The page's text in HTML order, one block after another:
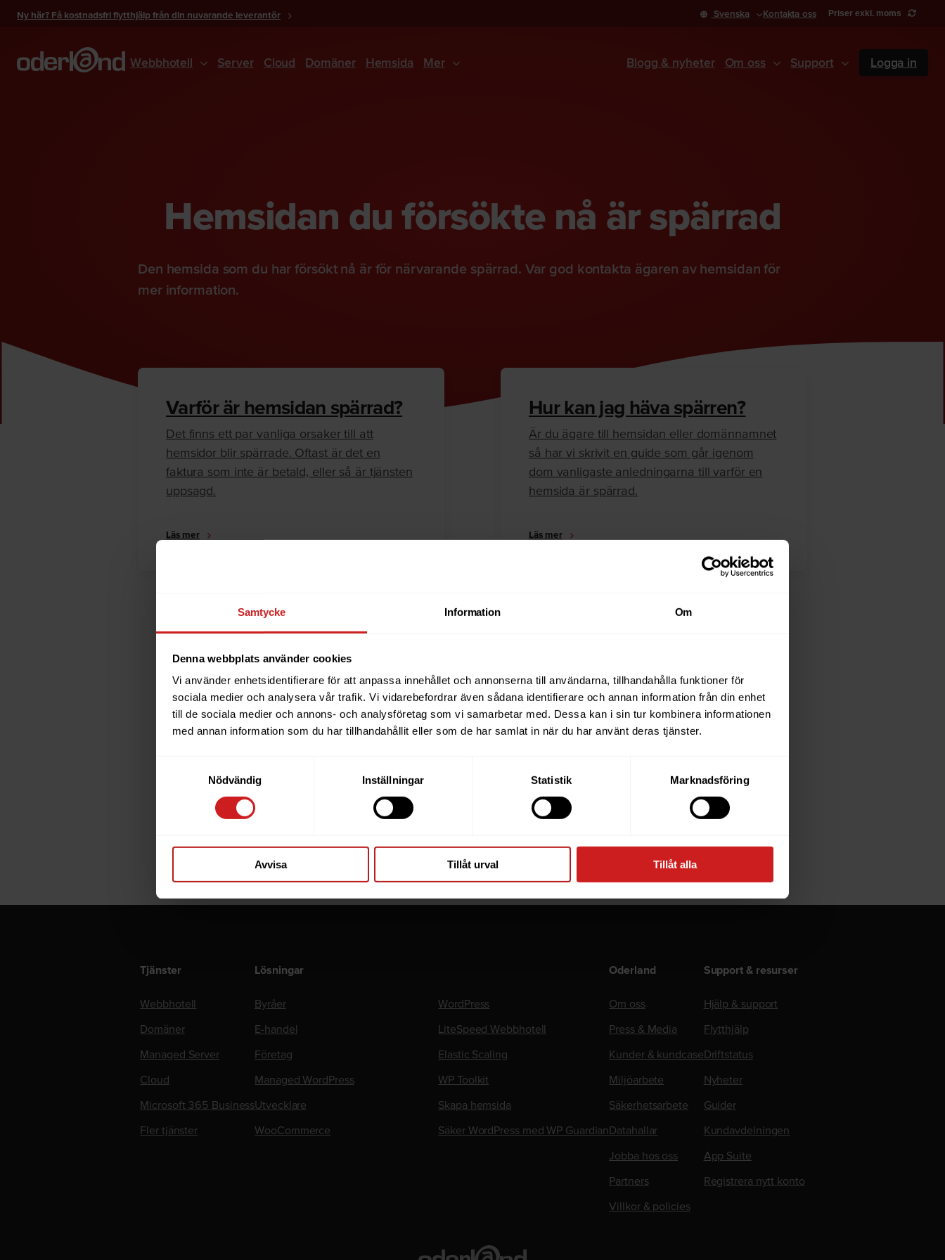
Samtycke Information Om
Denna webbplats använder cookies
Vi använder enhetsidentifierare för att anpassa innehållet och annonserna till användarna, tillhandahålla funktioner för
sociala medier och analysera vår trafik. Vi vidarebefordrar även sådana identifierare och annan information från din enhet
till de sociala medier och annons- och analysföretag som vi samarbetar med. Dessa kan i sin tur kombinera informationen
med annan information som du har tillhandahållit eller som de har samlat in när du har använt deras tjänster.
Nödvändig
Inställningar Statistik Marknadsföring
Avvisa Tillåt urval Tillåt alla
Ny här? Få kostnadsfri flytthjälp från din nuvarande leverantör Svenska Kontakta oss Priser exkl. moms
Webbhotell Server Cloud Domäner Hemsida Mer Blogg & nyheter Om oss Support Logga in
Hemsidan du försökte nå är spärrad
Den hemsida som du har försökt nå är för närvarande spärrad. Var god kontakta ägaren av hemsidan för
mer information.
Varför är hemsidan spärrad?
Det finns ett par vanliga orsaker till att
hemsidor blir spärrade. Oftast är det en
faktura som inte är betald, eller så är tjänsten
uppsagd.
Läs mer
Hur kan jag häva spärren?
Är du ägare till hemsidan eller domännamnet
så har vi skrivit en guide som går igenom
dom vanligaste anledningarna till varför en
hemsida är spärrad.
Läs mer
The website you were trying to reach
has been suspended
the website for further information.
If you are the owner of this website or domain pleaseread this FAQ
Tjänster
Webbhotell
Domäner
Managed Server
Cloud
Microsoft 365 Business
Fler tjänster
Lösningar
Byråer
E-handel
Företag
Managed WordPress
Utvecklare
WooCommerce
WordPress
LiteSpeed Webbhotell
Elastic Scaling
WP Toolkit
Skapa hemsida
Säker WordPress med WP Guardian
Oderland
Om oss
Press & Media
Kunder & kundcase
Miljöarbete
Säkerhetsarbete
Datahallar
Jobba hos oss
Partners
Villkor & policies
Support & resurser
Hjälp & support
Flytthjälp
Driftstatus
Nyheter
Guider
Kundavdelningen
App Suite
Registrera nytt konto